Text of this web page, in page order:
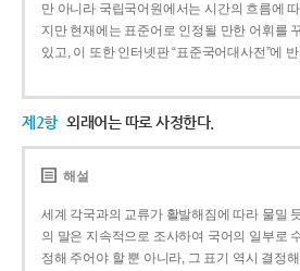
만 아니라 국립국어원에서는 시간의 흐름에
지만 현재에는 표준어로 인정될 만한 어휘를
있고, 이 또한 인터넷판 “표준국어대사전”에
제2항 외래어는 따로 사정한다.
해설
세계 각국과의 교류가 활발해짐에 따라 물밀
의 말은 지속적으로 조사하여 국어의 일부로
정해 주어야 할 뿐 아니라, 그 표기 역시 결정